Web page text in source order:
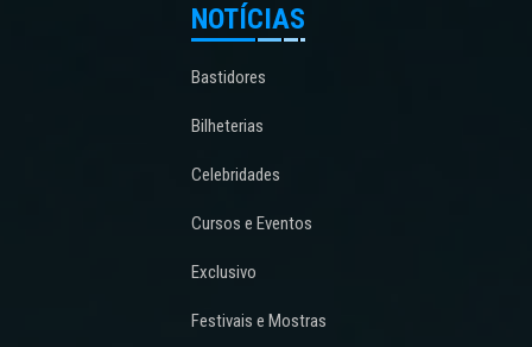
NOTÍCIAS
Bastidores
Bilheterias
Celebridades
Cursos e Eventos
Exclusivo
Festivais e Mostras